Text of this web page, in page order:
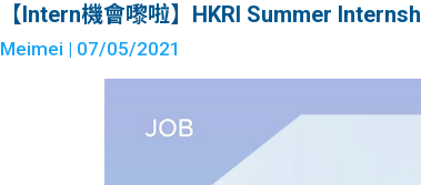
大學生學費
機
【Intern機會嚟啦】HKRI Summer
Meimei | 07/05/2021